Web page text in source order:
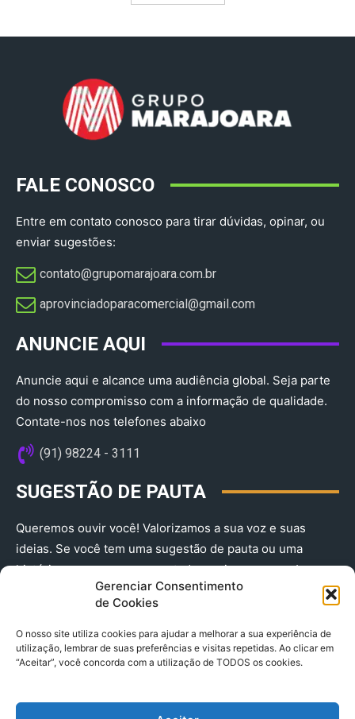
Gerenciar Consentimento
de Cookies
O nosso site utiliza cookies para ajudar a melhorar a sua experiência de
utilização, lembrar de suas preferências e visitas repetidas. Ao clicar em
“Aceitar”, você concorda com a utilização de TODOS os cookies.
FALE CONOSCO
Entre em contato conosco para tirar dúvidas, opinar, ou
enviar sugestões:
contato@grupomarajoara.com.br
aprovinciadoparacomercial@gmail.com​
ANUNCIE AQUI
Anuncie aqui e alcance uma audiência global. Seja parte
do nosso compromisso com a informação de qualidade.
Contate-nos nos telefones abaixo
(91) 98224 - 3111
SUGESTÃO DE PAUTA
Queremos ouvir você! Valorizamos a sua voz e suas
ideias. Se você tem uma sugestão de pauta ou uma
história que merece ser contada, envie-nos agora!
(91) 98224 - 3111